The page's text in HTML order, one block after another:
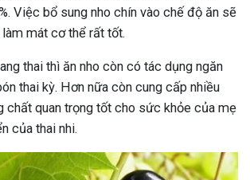
Việc bổ sung nho chín vào chế độ ăn sẽ
mát cơ thể rất tốt.
thai thì ăn nho còn có tác dụng ngăn
thai kỳ. Hơn nữa còn cung cấp nhiều
chất quan trọng tốt cho sức khỏe của mẹ
của thai nhi.